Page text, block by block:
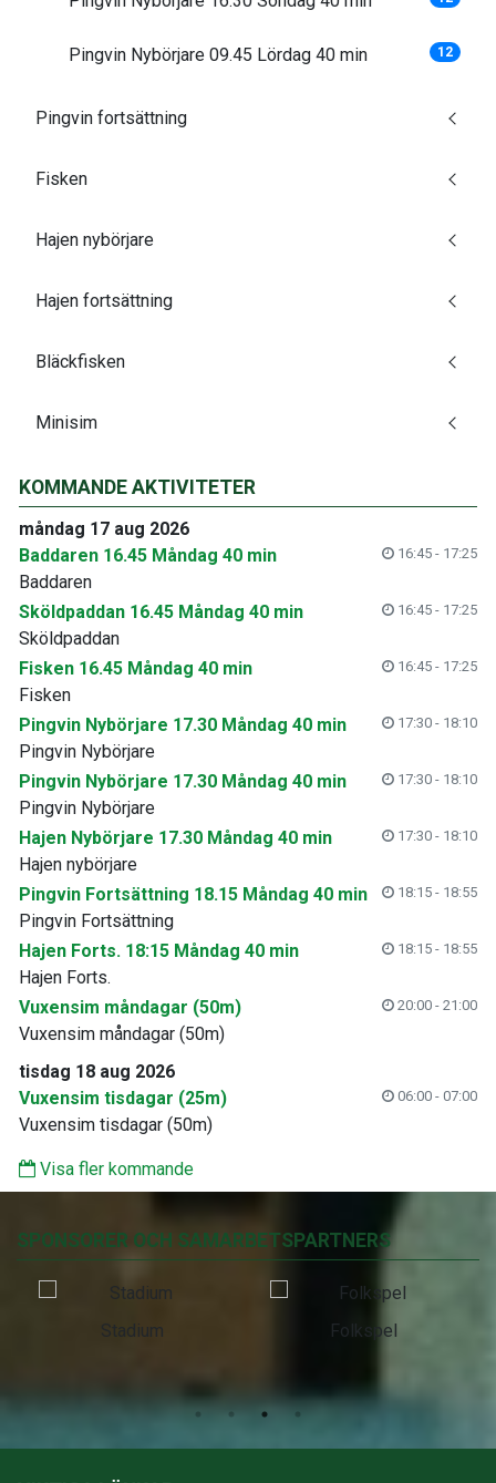
Pingvin Nybörjare 09.45 Lördag 40 min 12
Pingvin fortsättning
Fisken
Hajen nybörjare
Hajen fortsättning
Bläckfisken
Minisim
KOMMANDE AKTIVITETER
måndag 17 aug 2026
Baddaren 16.45 Måndag 40 min
16:45 - 17:25
Baddaren
Sköldpaddan 16.45 Måndag 40 min
16:45 - 17:25
Sköldpaddan
Fisken 16.45 Måndag 40 min
16:45 - 17:25
Fisken
Pingvin Nybörjare 17.30 Måndag 40 min
17:30 - 18:10
Pingvin Nybörjare
Pingvin Nybörjare 17.30 Måndag 40 min
17:30 - 18:10
Pingvin Nybörjare
Hajen Nybörjare 17.30 Måndag 40 min
17:30 - 18:10
Hajen nybörjare
Pingvin Fortsättning 18.15 Måndag 40 min
18:15 - 18:55
Pingvin Fortsättning
Hajen Forts. 18:15 Måndag 40 min
18:15 - 18:55
Hajen Forts.
Vuxensim måndagar (50m)
20:00 - 21:00
Vuxensim måndagar (50m)
tisdag 18 aug 2026
Vuxensim tisdagar (25m)
06:00 - 07:00
Vuxensim tisdagar (50m)
Visa fler kommande
SPONSORER OCH SAMARBETSPARTNERS
Stadium Folkspel